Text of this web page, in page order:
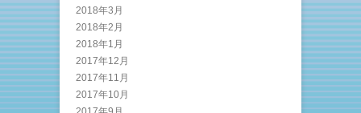
2018年3月
2018年2月
2018年1月
2017年12月
2017年11月
2017年10月